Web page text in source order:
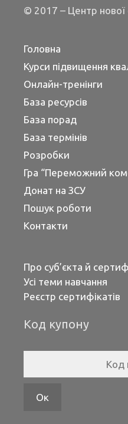
© 2017 – Центр нової
Головна
Курси підвищення
Онлайн-тренінги
База ресурсів
База порад
База термінів
Розробки
Гра “Переможний
Донат на ЗСУ
Пошук роботи
Контакти
Про суб’єкта й
Усі теми навчання
Реєстр сертифікатів
Код купону